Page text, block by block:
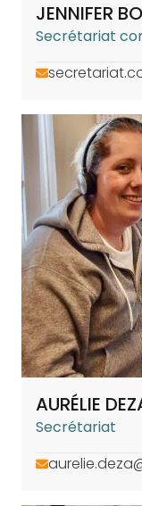
JENNIFER
Secrétariat
AURÉLIE
Secrétariat